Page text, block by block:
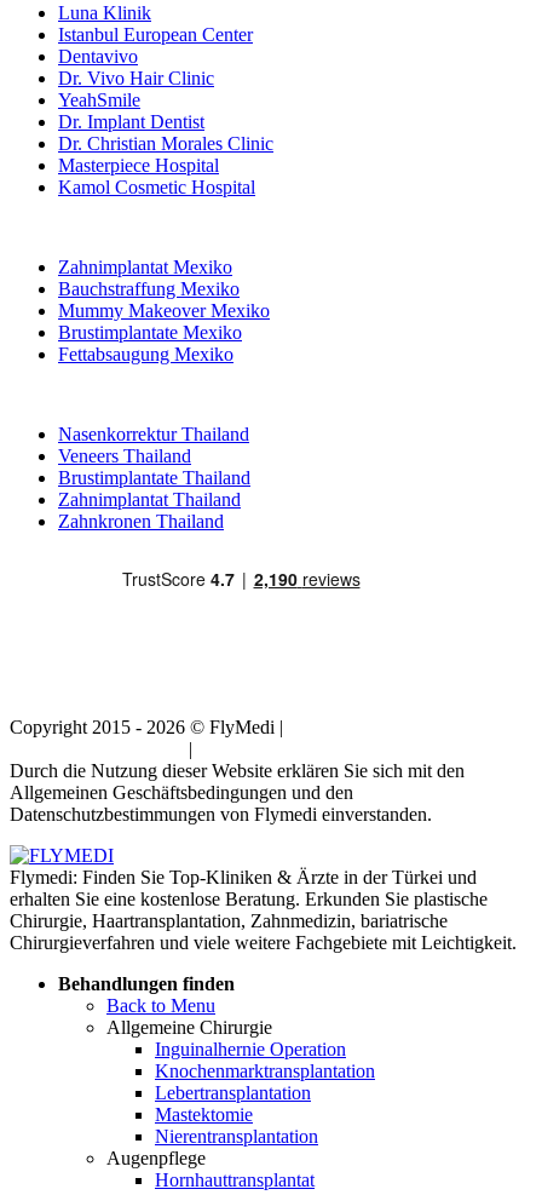
Luna Klinik
Istanbul European Center
Dentavivo
Dr. Vivo Hair Clinic
YeahSmile
Dr. Implant Dentist
Dr. Christian Morales Clinic
Masterpiece Hospital
Kamol Cosmetic Hospital
Zahnimplantat Mexiko
Bauchstraffung Mexiko
Mummy Makeover Mexiko
Brustimplantate Mexiko
Fettabsaugung Mexiko
Nasenkorrektur Thailand
Veneers Thailand
Brustimplantate Thailand
Zahnimplantat Thailand
Zahnkronen Thailand
Copyright 2015 - 2026 © FlyMedi |
|
Durch die Nutzung dieser Website erklären Sie sich mit den
Allgemeinen Geschäftsbedingungen und den
Datenschutzbestimmungen von Flymedi einverstanden.
Flymedi: Finden Sie Top-Kliniken & Ärzte in der Türkei und
erhalten Sie eine kostenlose Beratung. Erkunden Sie plastische
Chirurgie, Haartransplantation, Zahnmedizin, bariatrische
Chirurgieverfahren und viele weitere Fachgebiete mit Leichtigkeit.
Behandlungen finden
Back to Menu
Allgemeine Chirurgie
Inguinalhernie Operation
Knochenmarktransplantation
Lebertransplantation
Mastektomie
Nierentransplantation
Augenpflege
Hornhauttransplantat